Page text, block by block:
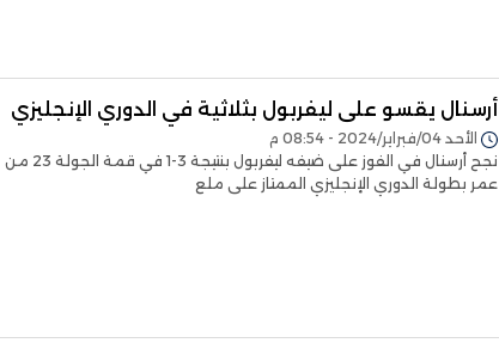
أرسنال يقسو على ليفربول بثلاثية في الدوري الإنجليزي
الأحد 04/فبراير/2024 - 08:54 م
نجح أرسنال في الفوز على ضيفه ليفربول بنتيجة 3-1 في قمة الجولة 23 من
عمر بطولة الدوري الإنجليزي الممتاز على ملع